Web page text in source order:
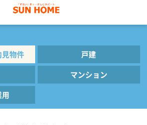
見物件
戸建
マンション